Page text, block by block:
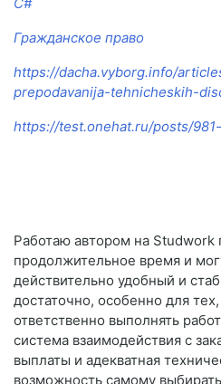
Гражданское право
https://dacha.vyborg.info/
prepodavanija-tehnicheskih-
https://test.onehat.ru/posts/
Работаю автором на Studwork
продолжительное время и
действительно удобный и
достаточно, особенно для
ответственно выполнять
система взаимодействия с
выплаты и адекватная
возможность самому